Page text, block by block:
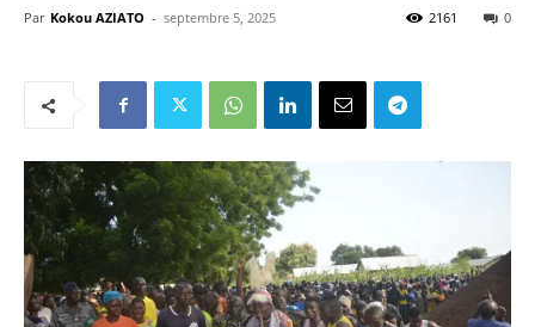
Par Kokou AZIATO - septembre 5, 2025 0
2161